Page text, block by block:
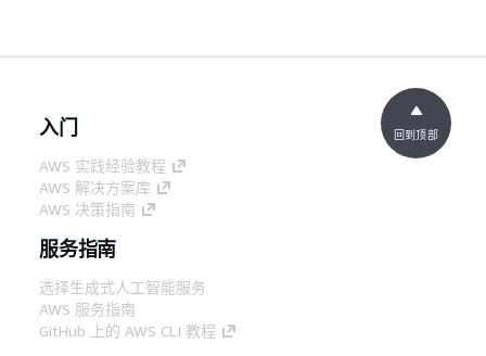
入门
AWS 实践经验教程
AWS 解决方案库
AWS 决策指南
服务指南
选择生成式人工智能服务
AWS 服务指南
GitHub 上的 AWS CLI 教程
回到顶部